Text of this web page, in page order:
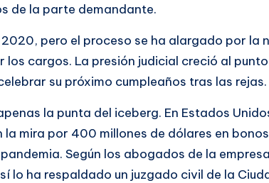
de la parte demandante.
pero el proceso se ha alargado por la
los cargos. La presión judicial creció al
su próximo cumpleaños tras las rejas.
la punta del iceberg. En Estados
la mira por 400 millones de dólares en
Según los abogados de la
lo ha respaldado un juzgado civil de la